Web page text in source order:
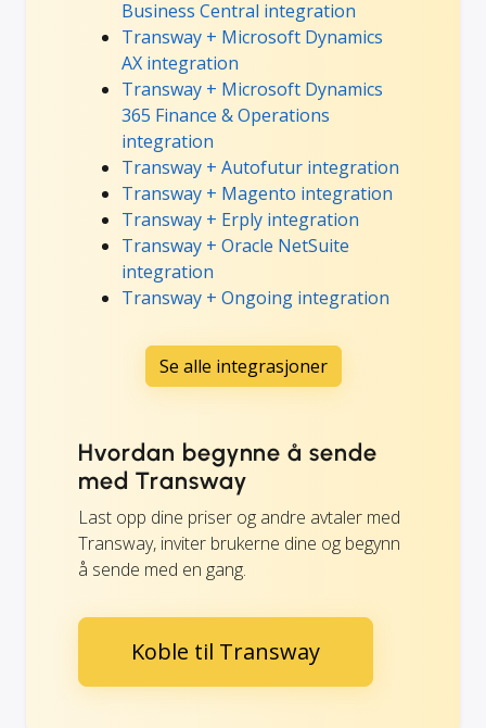
Business Central integration
Transway + Microsoft Dynamics
AX integration
Transway + Microsoft Dynamics
365 Finance & Operations
integration
Transway + Autofutur integration
Transway + Magento integration
Transway + Erply integration
Transway + Oracle NetSuite
integration
Transway + Ongoing integration
Se alle integrasjoner
Hvordan begynne å sende
med Transway
Last opp dine priser og andre avtaler med
Transway, inviter brukerne dine og begynn
å sende med en gang.
Koble til Transway